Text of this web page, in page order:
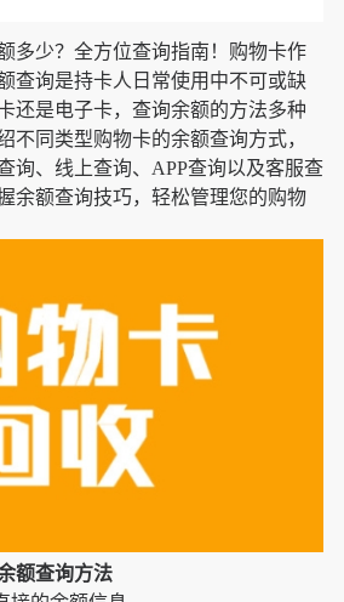
少？全方位查询指南！购物卡作
查询是持卡人日常使用中不可或缺
还是电子卡，查询余额的方法多种
不同类型购物卡的余额查询方式，
询、线上查询、APP查询以及客服查
余额查询技巧，轻松管理您的购物
查询方法